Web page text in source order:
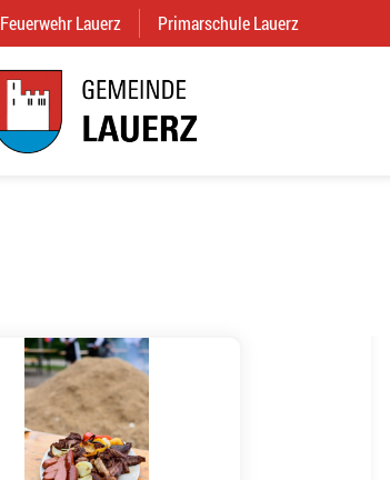
Feuerwehr Lauerz (External Link)
Primarschule Lauerz